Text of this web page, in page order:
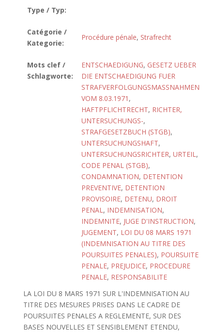
Type / Typ:
Catégorie /
Kategorie:
Procédure pénale, Strafrecht
Mots clef /
Schlagworte:
ENTSCHAEDIGUNG, GESETZ UEBER
DIE ENTSCHAEDIGUNG FUER
STRAFVERFOLGUNGSMASSNAHMEN
VOM 8.03.1971 ,
HAFTPFLICHTRECHT, RICHTER,
UNTERSUCHUNGS-,
STRAFGESETZBUCH (STGB),
UNTERSUCHUNGSHAFT,
UNTERSUCHUNGSRICHTER, URTEIL,
CODE PENAL (STGB),
CONDAMNATION, DETENTION
PREVENTIVE, DETENTION
PROVISOIRE, DETENU, DROIT
PENAL, INDEMNISATION,
INDEMNITE, JUGE D'INSTRUCTION,
JUGEMENT, LOI DU 08 MARS 1971
(INDEMNISATION AU TITRE DES
POURSUITES PENALES), POURSUITE
PENALE, PREJUDICE, PROCEDURE
PENALE, RESPONSABILITE
LA LOI DU 8 MARS 1971 SUR L'INDEMNISATION AU
TITRE DES MESURES PRISES DANS LE CADRE DE
POURSUITES PENALES A REGLEMENTE, SUR DES
BASES NOUVELLES ET SENSIBLEMENT ETENDU,